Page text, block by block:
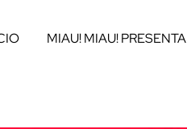
MIAU! MIAU! PRESENTA